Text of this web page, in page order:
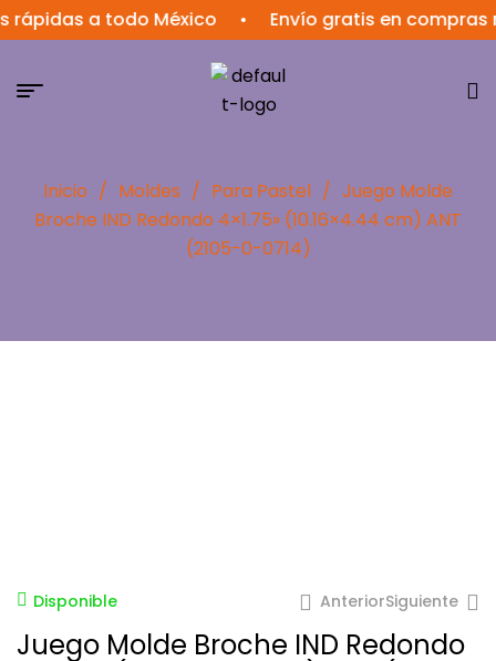
a todo México Envío gratis en compras
Inicio / Moldes / Para Pastel / Juego Molde
Broche IND Redondo 4×1.75» (10.16×4.44 cm) ANT
(2105-0-0714)
Disponible AnteriorSiguiente
Juego Molde Broche IND Redondo